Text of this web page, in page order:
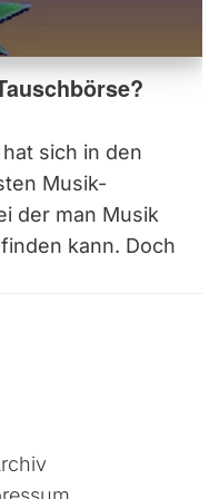
sich in den
Musik-
der man Musik
kann. Doch